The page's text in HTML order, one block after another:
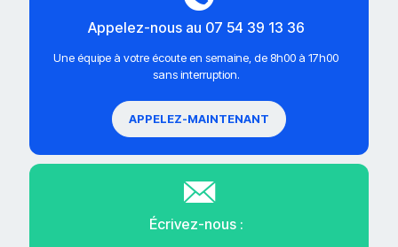
Appelez-nous au 07 54 39 13 36
Une équipe à votre écoute en semaine, de 8h00 à 17h00
sans interruption.
APPELEZ-MAINTENANT
Écrivez-nous :